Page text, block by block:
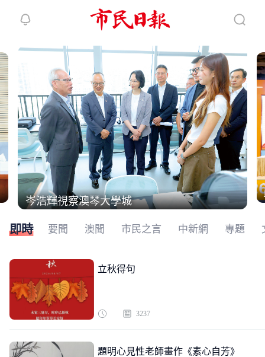
繼續下拉刷新
岑浩輝視察澳琴大學城
即時 要聞 澳聞 市民之言 中新網 專題
立秋得句
3237
題明心見性老師畫作《素心自芳》